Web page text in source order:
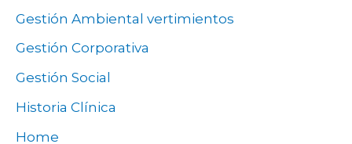
Gestión Ambiental vertimientos
Gestión Corporativa
Gestión Social
Historia Clínica
Home